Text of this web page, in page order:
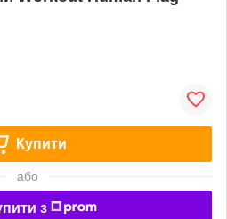
Купити
або
з